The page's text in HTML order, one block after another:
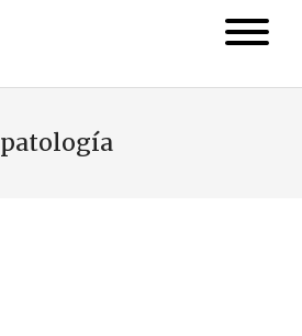
patología